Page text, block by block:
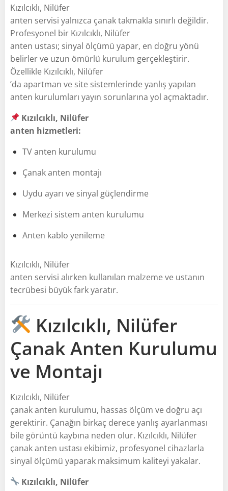
Kızılcıklı, Nilüfer
anten servisi yalnızca çanak takmakla sınırlı değildir.
Profesyonel bir Kızılcıklı, Nilüfer
anten ustası; sinyal ölçümü yapar, en doğru yönü
belirler ve uzun ömürlü kurulum gerçekleştirir.
Özellikle Kızılcıklı, Nilüfer
’da apartman ve site sistemlerinde yanlış yapılan
anten kurulumları yayın sorunlarına yol açmaktadır.
Kızılcıklı, Nilüfer
anten hizmetleri:
TV anten kurulumu
Çanak anten montajı
Uydu ayarı ve sinyal güçlendirme
Merkezi sistem anten kurulumu
Anten kablo yenileme
Kızılcıklı, Nilüfer
anten servisi alırken kullanılan malzeme ve ustanın
tecrübesi büyük fark yaratır.
Kızılcıklı, Nilüfer
Çanak Anten Kurulumu
ve Montajı
Kızılcıklı, Nilüfer
çanak anten kurulumu, hassas ölçüm ve doğru açı
gerektirir. Çanağın birkaç derece yanlış ayarlanması
bile görüntü kaybına neden olur. Kızılcıklı, Nilüfer
çanak anten ustası ekibimiz, profesyonel cihazlarla
sinyal ölçümü yaparak maksimum kaliteyi yakalar.
Kızılcıklı, Nilüfer